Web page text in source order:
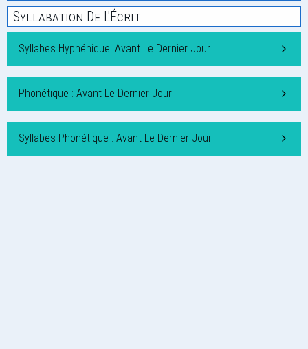
Syllabation De L'Écrit
Syllabes Hyphénique: Avant Le Dernier Jour
Phonétique : Avant Le Dernier Jour
Syllabes Phonétique : Avant Le Dernier Jour